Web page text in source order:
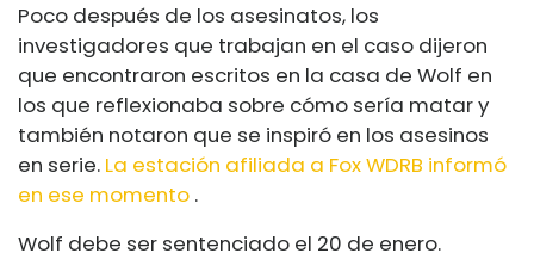
Poco después de los asesinatos, los
investigadores que trabajan en el caso dijeron
que encontraron escritos en la casa de Wolf en
los que reflexionaba sobre cómo sería matar y
también notaron que se inspiró en los asesinos
en serie. La estación afiliada a Fox WDRB informó
en ese momento .
Wolf debe ser sentenciado el 20 de enero.